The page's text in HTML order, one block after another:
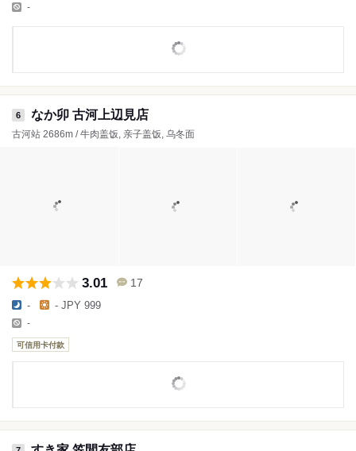
-
6 なか卯 古河上辺見店
古河站 2686m / 牛肉盖饭, 亲子盖饭, 乌冬面
3.01 17
- - JPY 999
-
可信用卡付款